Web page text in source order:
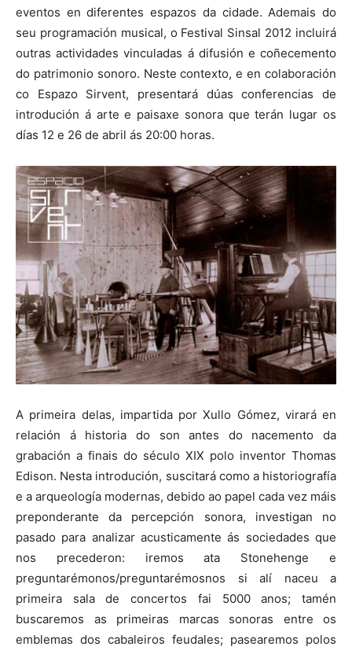
eventos en diferentes espazos da cidade. Ademais do
seu programación musical, o Festival Sinsal 2012 incluirá
outras actividades vinculadas á difusión e coñecemento
do patrimonio sonoro. Neste contexto, e en colaboración
co Espazo Sirvent, presentará dúas conferencias de
introdución á arte e paisaxe sonora que terán lugar os
días 12 e 26 de abril ás 20:00 horas.
A primeira delas, impartida por Xullo Gómez, virará en
relación á historia do son antes do nacemento da
grabación a finais do século XIX polo inventor Thomas
Edison. Nesta introdución, suscitará como a historiografía
e a arqueología modernas, debido ao papel cada vez máis
preponderante da percepción sonora, investigan no
pasado para analizar acusticamente ás sociedades que
nos precederon: iremos ata Stonehenge e
preguntarémonos/preguntarémosnos si alí naceu a
primeira sala de concertos fai 5000 anos; tamén
buscaremos as primeiras marcas sonoras entre os
emblemas dos cabaleiros feudales; pasearemos polos